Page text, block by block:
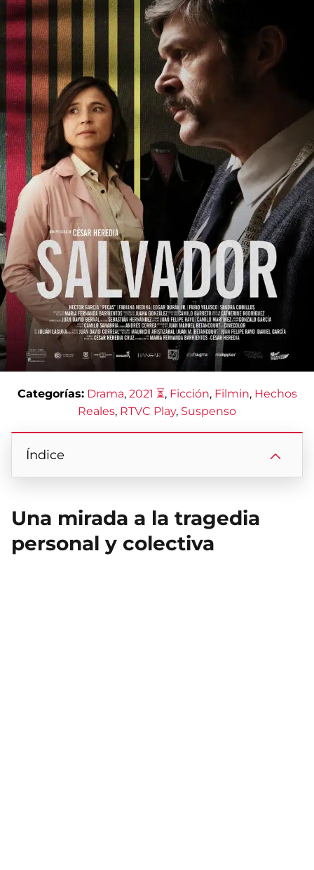
Categorías: Drama, 2021 ⏳, Ficción, Filmin, Hechos
Reales, RTVC Play, Suspenso
Índice
Una mirada a la tragedia
personal y colectiva